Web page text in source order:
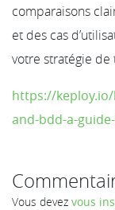
comparaisons
et des cas
votre stratégie de
https://
and-bdd-a-
Vous devez vous